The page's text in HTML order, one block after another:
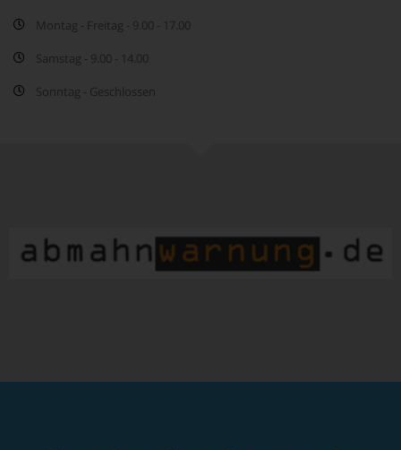
Montag - Freitag - 9.00 - 17.00
Samstag - 9.00 - 14.00
Sonntag - Geschlossen